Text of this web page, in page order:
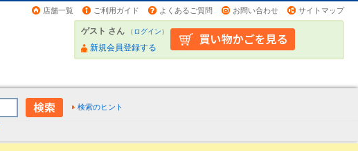
店舗一覧 ご利用ガイド よくあるご質問 お問い合わせ サイトマップ
ゲスト さん （ログイン）
新規会員登録する
検索のヒント